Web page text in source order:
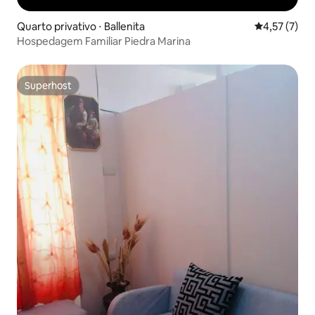
Quarto privativo ⋅ Ballenita 4,57 de
4,57 (7)
Hospedagem Familiar Piedra Marina
Superhost
Superhost